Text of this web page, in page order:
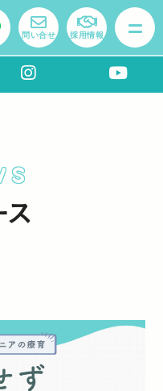
問い合せ 採用情報
ス